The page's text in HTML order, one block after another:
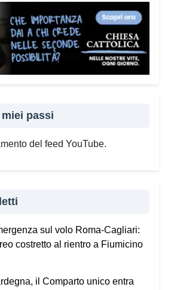
passi
del feed YouTube.
sul volo Roma-Cagliari:
costretto al rientro a Fiumicino
il Comparto unico entra